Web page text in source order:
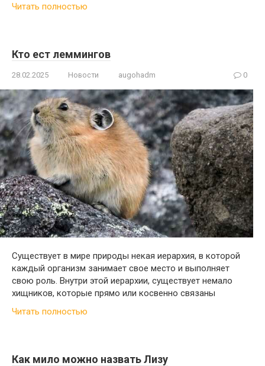
Читать полностью
Кто ест леммингов
28.02.2025 Новости augohadm 0
Существует в мире природы некая иерархия, в которой
каждый организм занимает свое место и выполняет
свою роль. Внутри этой иерархии, существует немало
хищников, которые прямо или косвенно связаны
Читать полностью
Как мило можно назвать Лизу